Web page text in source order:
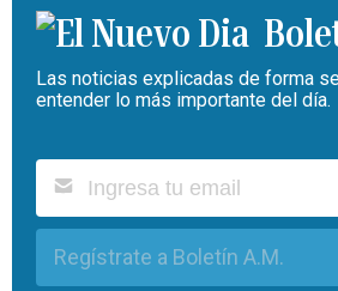
Las noticias explicadas de forma
entender lo más importante del día.
Regístrate a Boletín A.M.